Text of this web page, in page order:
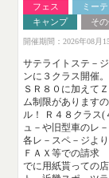
フェス ミー
キャンプ
そ
開催期間：2026年08月
サテライトステ－
ンに３クラス開催
ＳＲ８０に加えて
ム制限があります
ル！ Ｒ４８クラス
ュ－や旧型車のレ
各レ－スペ－ジよ
ＦＡＸ等での請求
でに用紙貰っての